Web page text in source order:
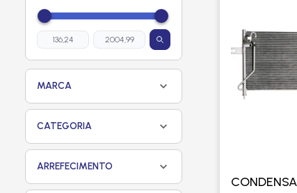
MARCA
CATEGORIA
ARREFECIMENTO